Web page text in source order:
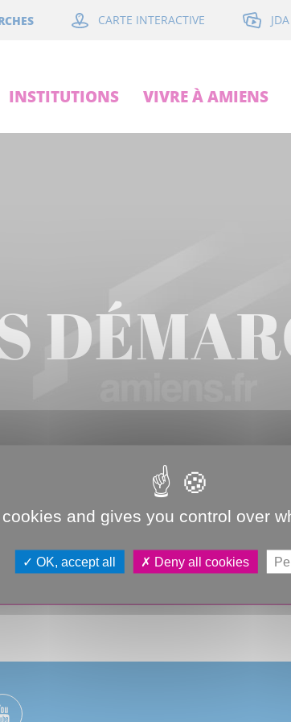
CARTE INTERACTIVE JDA
INSTITUTIONS VIVRE À AMIENS
Vos démarches
and gives you control over
OK, accept all Deny all cookies